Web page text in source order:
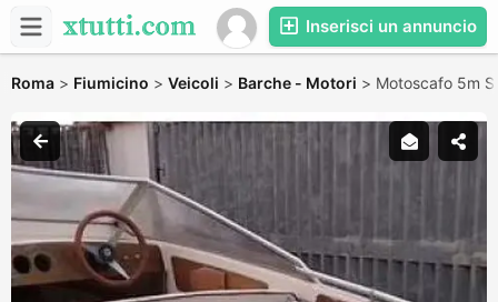
Inserisci un annuncio
Roma > Fiumicino > Veicoli > Barche - Motori > Motoscafo 5m